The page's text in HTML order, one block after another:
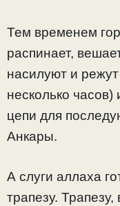
Тем временем
распинает,
насилуют и
несколько
цепи для
Анкары.
А слуги аллаха
трапезу.